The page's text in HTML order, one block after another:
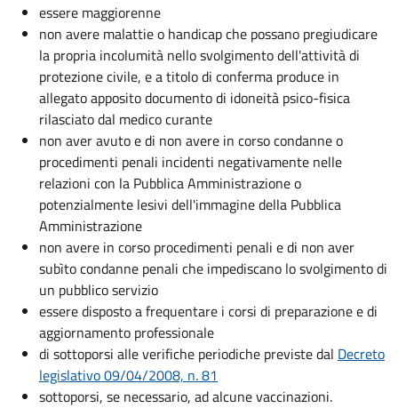
essere maggiorenne
non avere malattie o handicap che possano pregiudicare
la propria incolumità nello svolgimento dell'attività di
protezione civile, e a titolo di conferma produce in
allegato apposito documento di idoneità psico-fisica
rilasciato dal medico curante
non aver avuto e di non avere in corso condanne o
procedimenti penali incidenti negativamente nelle
relazioni con la Pubblica Amministrazione o
potenzialmente lesivi dell'immagine della Pubblica
Amministrazione
non avere in corso procedimenti penali e di non aver
subìto condanne penali che impediscano lo svolgimento di
un pubblico servizio
essere disposto a frequentare i corsi di preparazione e di
aggiornamento professionale
di sottoporsi alle verifiche periodiche previste dal Decreto
legislativo 09/04/2008, n. 81
sottoporsi, se necessario, ad alcune vaccinazioni.